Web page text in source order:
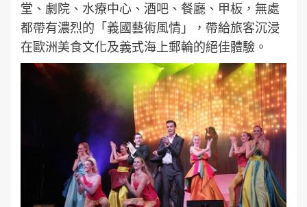
堂、劇院、水療中心、酒吧、餐廳、甲板，無處
都帶有濃烈的「義國藝術風情」，帶給旅客沉浸
在歐洲美食文化及義式海上郵輪的絕佳體驗。